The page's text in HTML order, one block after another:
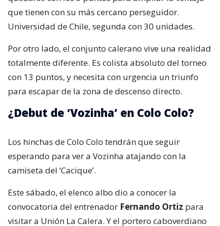
que tienen con su más cercano perseguidor.
Universidad de Chile, segunda con 30 unidades.
Por otro lado, el conjunto calerano vive una realidad
totalmente diferente. Es colista absoluto del torneo
con 13 puntos, y necesita con urgencia un triunfo
para escapar de la zona de descenso directo.
¿Debut de ‘Vozinha’ en Colo Colo?
Los hinchas de Colo Colo tendrán que seguir
esperando para ver a Vozinha atajando con la
camiseta del ‘Cacique’.
Este sábado, el elenco albo dio a conocer la
convocatoria del entrenador Fernando Ortiz para
visitar a Unión La Calera. Y el portero caboverdiano